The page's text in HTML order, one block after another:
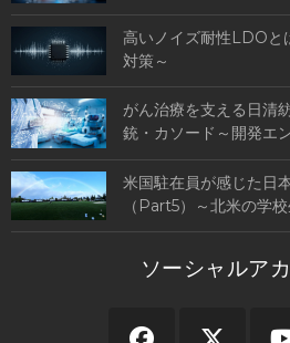
高いノイズ耐性LDOと
対策～
がん治療を支える日清
銃・カソード～開発エ
米国駐在員が感じた日
（Part5）～北米の学
ソーシャルア